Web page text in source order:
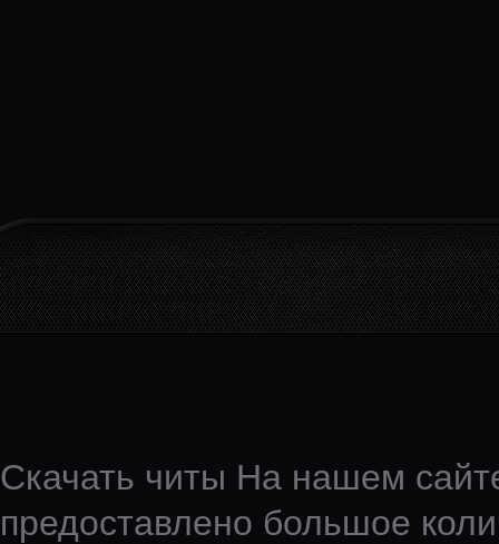
Скачать читы На нашем
предоставлено большое